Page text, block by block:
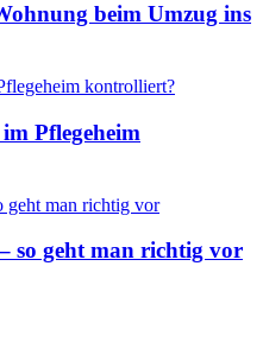
beim Umzug ins
Pflegeheim
so geht man richtig vor